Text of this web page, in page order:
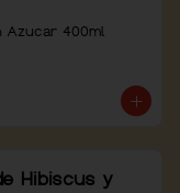
Azucar 400ml
Hibiscus y